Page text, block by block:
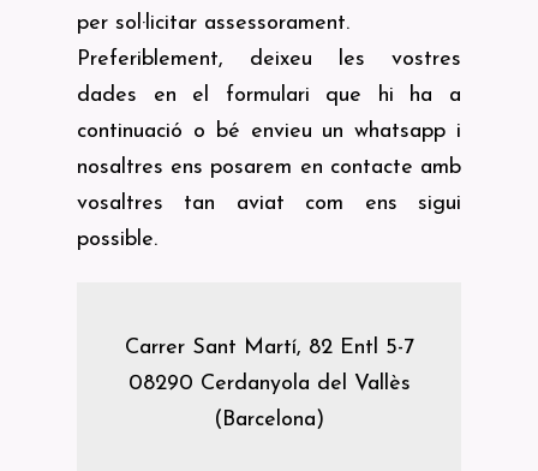
per sol·licitar assessorament.
Preferiblement, deixeu les vostres
dades en el formulari que hi ha a
continuació o bé envieu un whatsapp i
nosaltres ens posarem en contacte amb
vosaltres tan aviat com ens sigui
possible.
Carrer Sant Martí, 82 Entl 5-7
08290 Cerdanyola del Vallès
(Barcelona)